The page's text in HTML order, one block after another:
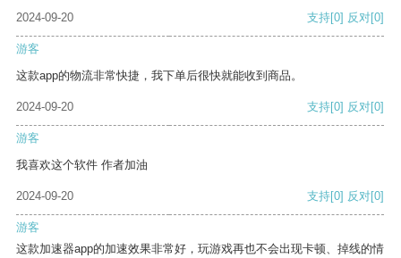
2024-09-20
支持[0] 反对[0]
游客
这款app的物流非常快捷，我下单后很快就能收到商品。
2024-09-20 支持[0] 反对[0]
游客
我喜欢这个软件 作者加油
2024-09-20 支持[0] 反对[0]
游客
这款加速器app的加速效果非常好，玩游戏再也不会出现卡顿、掉线的情